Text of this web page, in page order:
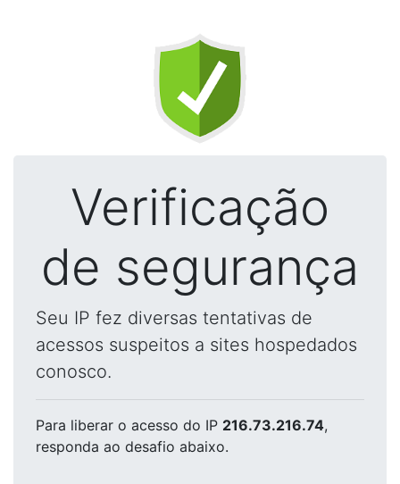
Verificação
de segurança
Seu IP fez diversas tentativas de
acessos suspeitos a sites hospedados
conosco.
Para liberar o acesso do IP 216.73.216.74,
responda ao desafio abaixo.